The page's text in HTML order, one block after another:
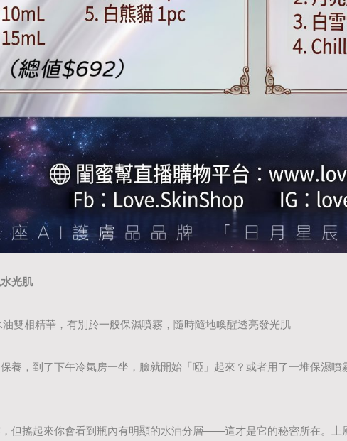
光肌
雙相精華，有別於一般保濕噴霧，隨時隨地喚醒透亮發光肌
養，到了下午冷氣房一坐，臉就開始「啞」起來？或者用了一堆保濕
但搖起來你會看到瓶內有明顯的水油分層——這才是它的秘密所在。上